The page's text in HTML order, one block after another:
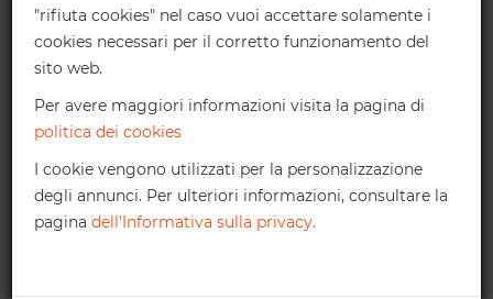
Fino a € 2.000* 4% Online
02 2180 6759
"rifiuta cookies" nel caso vuoi accettare solamente i
cookies necessari per il corretto funzionamento del
sito web.
Per avere maggiori informazioni visita la pagina di
politica dei cookies
I cookie vengono utilizzati per la personalizzazione
degli annunci. Per ulteriori informazioni, consultare la
pagina dell'Informativa sulla privacy.